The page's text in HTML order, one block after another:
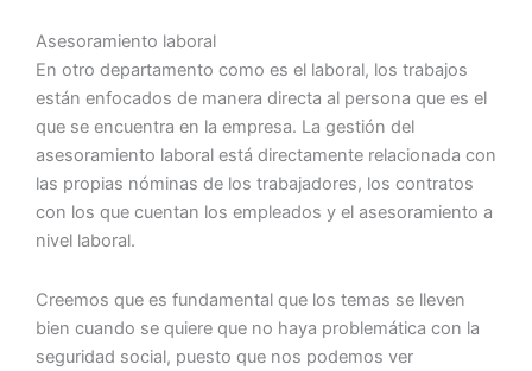
Asesoramiento laboral
En otro departamento como es el laboral, los trabajos
están enfocados de manera directa al persona que es el
que se encuentra en la empresa. La gestión del
asesoramiento laboral está directamente relacionada con
las propias nóminas de los trabajadores, los contratos
con los que cuentan los empleados y el asesoramiento a
nivel laboral.
Creemos que es fundamental que los temas se lleven
bien cuando se quiere que no haya problemática con la
seguridad social, puesto que nos podemos ver